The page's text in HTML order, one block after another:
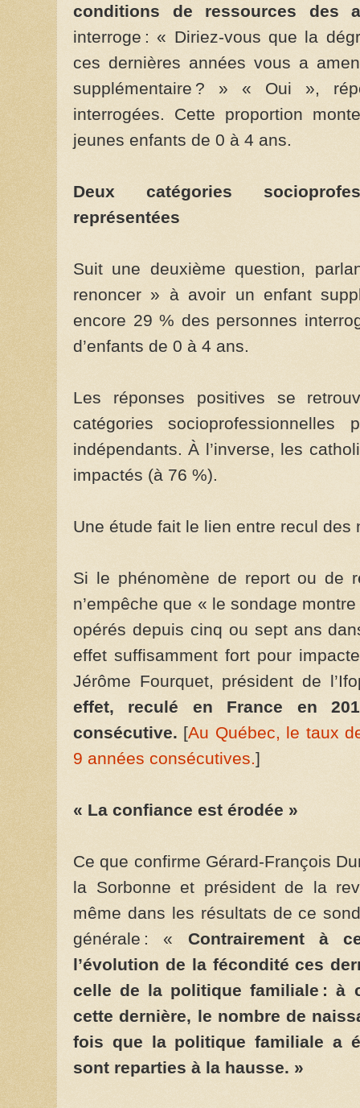
conditions de ressources des
interroge : « Diriez-vous que la
ces dernières années vous a
supplémentaire ? » « Oui »,
interrogées. Cette proportion
jeunes enfants de 0 à 4 ans.
Deux catégories
représentées
Suit une deuxième question,
renoncer » à avoir un enfant
encore 29 % des personnes
d’enfants de 0 à 4 ans.
Les réponses positives se
catégories
indépendants. À l’inverse, les
impactés (à 76 %).
Une étude fait le lien entre recul
Si le phénomène de report ou de
n’empêche que « le sondage
opérés depuis cinq ou sept ans
effet suffisamment fort pour
Jérôme Fourquet, président de
effet, reculé en France en
consécutive. [Au Québec, le taux
9 années consécutives.]
« La confiance est érodée »
Ce que confirme Gérard-François
la Sorbonne et président de la
même dans les résultats de ce
générale : « Contrairement à
l’évolution de la fécondité ces
celle de la politique familiale : à
cette dernière, le nombre de
fois que la politique familiale a
sont reparties à la hausse. »